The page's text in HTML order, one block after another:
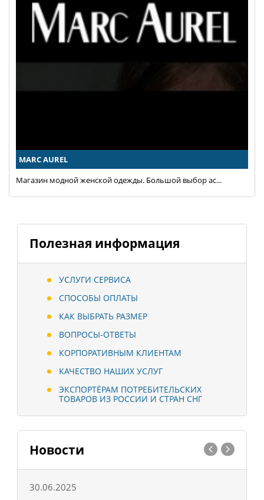
Полезная информация
УСЛУГИ СЕРВИСА
СПОСОБЫ ОПЛАТЫ
КАК ВЫБРАТЬ РАЗМЕР
ВОПРОСЫ-ОТВЕТЫ
КОРПОРАТИВНЫМ КЛИЕНТАМ
КАЧЕСТВО НАШИХ УСЛУГ
ЭКСПОРТЁРАМ ПОТРЕБИТЕЛЬСКИХ
ТОВАРОВ ИЗ РОССИИ И СТРАН СНГ
Новости
30.06.2025
MARC AUREL
Магазин модной женской одежды. Большой выбор ас...